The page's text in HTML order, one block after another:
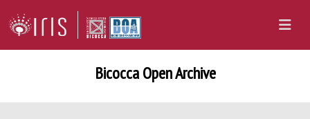
Bicocca Open Archive